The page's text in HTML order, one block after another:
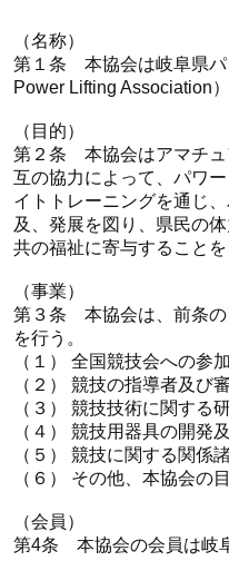
（名称）
第１条 本協会は岐阜県パ
Power Lifting Association
（目的）
第２条 本協会はアマチュ
互の協力によって、パワ
イトトレーニングを通じ
及、発展を図り、県民の
共の福祉に寄与することを
（事業）
第３条 本協会は、前条の
を行う。
（１） 全国競技会への参
（２） 競技の指導者及び
（３） 競技技術に関する
（４） 競技用器具の開発
（５） 競技に関する関係
（６） その他、本協会の
（会員）
第4条 本協会の会員は岐